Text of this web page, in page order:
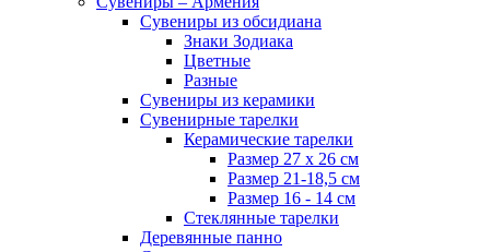
Сувениры из обсидиана
Знаки Зодиака
Цветные
Разные
Сувениры из керамики
Сувенирные тарелки
Керамические тарелки
Размер 27 х 26 см
Размер 21-18,5 см
Размер 16 - 14 см
Стеклянные тарелки
Деревянные панно